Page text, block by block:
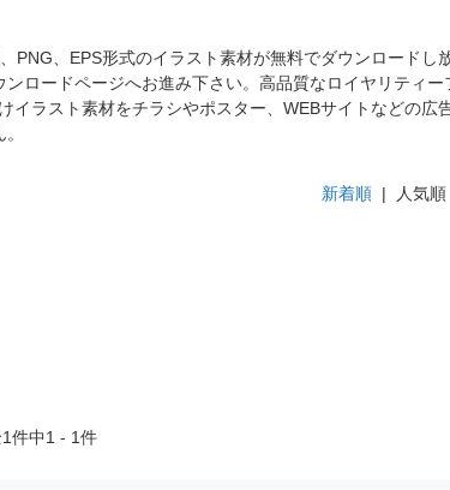
、EPS形式のイラスト素材が無料でダウンロードし
ロードページへお進み下さい。高品質なロイヤリティ
ラスト素材をチラシやポスター、WEBサイトなどの広
新着順 | 人気順
1件中1 - 1件